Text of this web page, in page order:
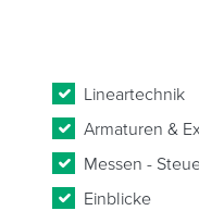
Lineartechnik
Armaturen &
Messen -
Einblicke